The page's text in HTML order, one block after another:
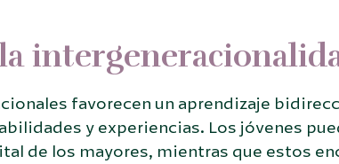
favorecen un aprendizaje
y experiencias. Los jóvenes
de los mayores, mientras que estos